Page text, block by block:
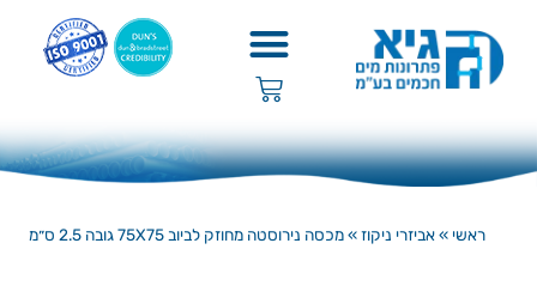
ראשי »אביזרי ניקוז»מכסה נירוסטה מחוזק לביוב 75X75 גובה 2.5 ס״מ